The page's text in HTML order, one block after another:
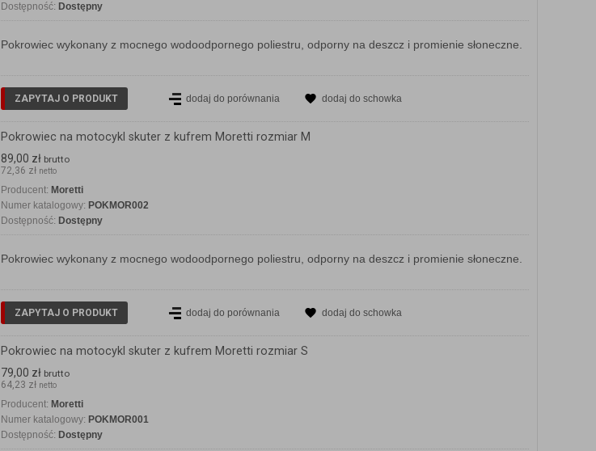
Dostępność: Dostępny
Pokrowiec wykonany z mocnego wodoodpornego poliestru, odporny na deszcz i promienie słoneczne.
ZAPYTAJ O PRODUKT dodaj do porównania dodaj do schowka
Pokrowiec na motocykl skuter z kufrem Moretti rozmiar M
89,00 zł brutto
72,36 zł netto
Producent: Moretti
Numer katalogowy: POKMOR002
Dostępność: Dostępny
Pokrowiec wykonany z mocnego wodoodpornego poliestru, odporny na deszcz i promienie słoneczne.
ZAPYTAJ O PRODUKT dodaj do porównania dodaj do schowka
Pokrowiec na motocykl skuter z kufrem Moretti rozmiar S
79,00 zł brutto
64,23 zł netto
Producent: Moretti
Numer katalogowy: POKMOR001
Dostępność: Dostępny